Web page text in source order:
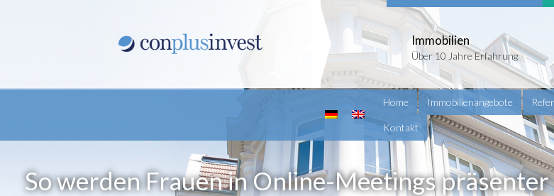
Immobilien
Über 10 Jahre Erfahrung
Home Immobilienangebote
Kontakt
So werden Frauen in Online-Meetings präsenter